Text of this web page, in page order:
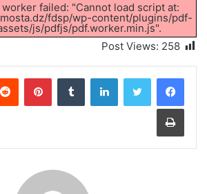
failed: "Cannot load script at:
fdsp/wp-content/plugins/pdf-
js/pdfjs/pdf.worker.min.js".
Post Views: 258
لينكدإن
طباعة